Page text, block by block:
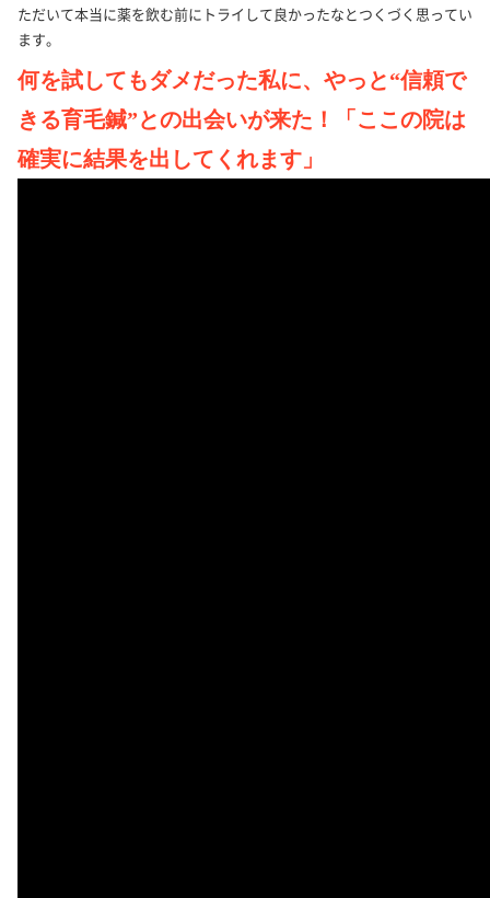
ただいて本当に薬を飲む前にトライして良かったなとつくづく思ってい
ます。
何を試してもダメだった私に、やっと“信頼で
きる育毛鍼”との出会いが来た！「ここの院は
確実に結果を出してくれます」